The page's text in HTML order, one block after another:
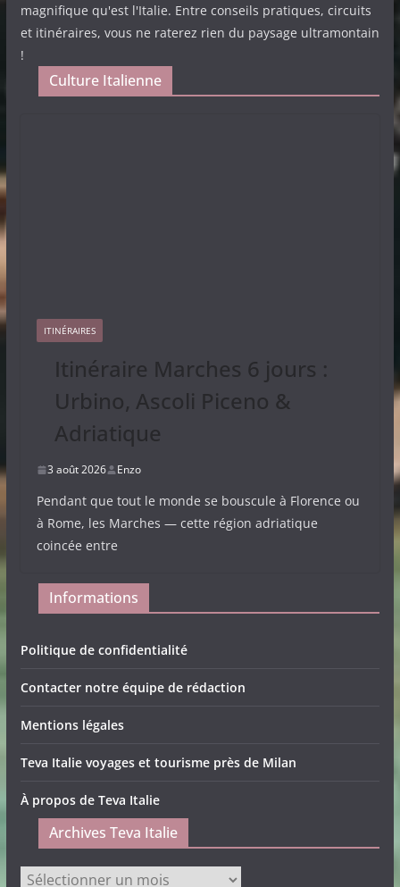
magnifique qu'est l'Italie. Entre conseils pratiques, circuits
et itinéraires, vous ne raterez rien du paysage ultramontain
!
Culture Italienne
ITINÉRAIRES
Itinéraire Marches 6 jours :
Urbino, Ascoli Piceno &
Adriatique
3 août 2026 Enzo
Pendant que tout le monde se bouscule à Florence ou
à Rome, les Marches — cette région adriatique
coincée entre
Informations
Politique de confidentialité
Contacter notre équipe de rédaction
Mentions légales
Teva Italie voyages et tourisme près de Milan
À propos de Teva Italie
Archives Teva Italie
Archives